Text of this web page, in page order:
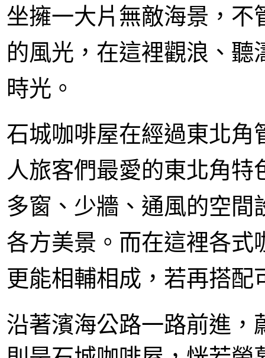
坐擁一大片無敵海景，不
的風光，在這裡觀浪、
時光。
石城咖啡屋在經過東北角
人旅客們最愛的東北角
多窗、少牆、通風的空間
各方美景。而在這裡各式
更能相輔相成，若再搭
沿著濱海公路一路前進，